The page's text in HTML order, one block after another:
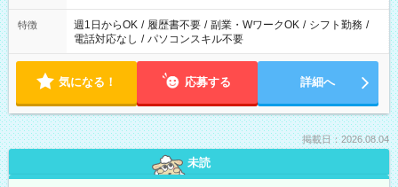
特徴 週1日からOK / 履歴書不要 / 副業・WワークOK / シフト勤務 /
電話対応なし / パソコンスキル不要
気になる！ 応募する 詳細へ
掲載日：2026.08.04
未読